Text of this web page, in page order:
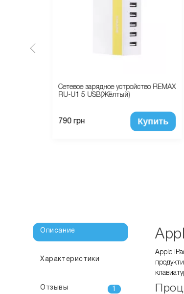
Сетевое зарядное устройство REMAX
RU-U1 5 USB(Жёлтый)
790 грн Купить
Описание
Характеристики
Отзывы 1
Apple